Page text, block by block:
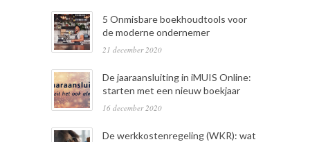
5 Onmisbare boekhoudtools voor
de moderne ondernemer
21 december 2020
De jaaraansluiting in iMUIS Online:
starten met een nieuw boekjaar
16 december 2020
De werkkostenregeling (WKR): wat